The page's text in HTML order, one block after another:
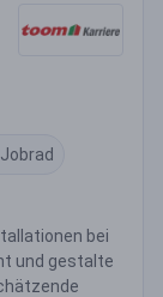
Jobrad
bei
und gestalte